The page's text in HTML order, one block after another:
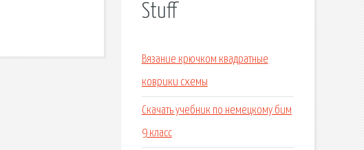
Stuff
Вязание крючком квадратные
коврики схемы
Скачать учебник по немецкому бим
9 класс